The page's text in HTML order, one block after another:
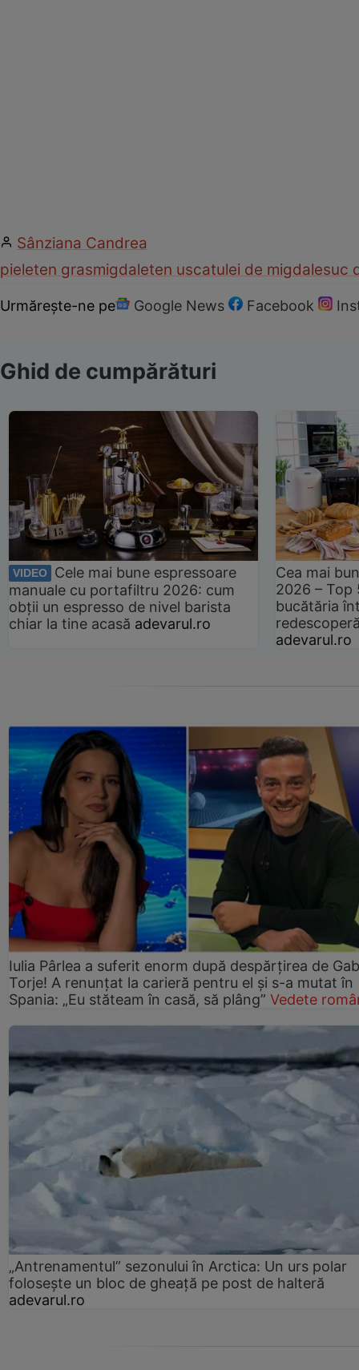
Sânziana Candrea
pieleten grasmigdaleten uscatulei de migdalesuc
Urmărește-ne pe Google News Facebook
Ghid de cumpărături
VIDEO
Cele mai bune espressoare
manuale cu portafiltru 2026: cum
obții un espresso de nivel barista
chiar la tine acasă adevarul.ro
Cea mai
2026 –
bucătăria
adevarul.ro
Iulia Pârlea a suferit enorm după despărțirea de
Torje! A renunțat la carieră pentru el și s-a mutat în
Spania: „Eu stăteam în casă, să plâng” Vedete
„Antrenamentul” sezonului în Arctica: Un urs polar
folosește un bloc de gheață pe post de halteră
adevarul.ro